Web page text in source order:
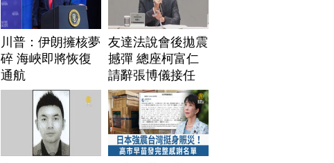
川普：伊朗擁核夢
碎 海峽即將恢復
通航
友達法說會後拋震
撼彈 總座柯富仁
請辭張博儀接任